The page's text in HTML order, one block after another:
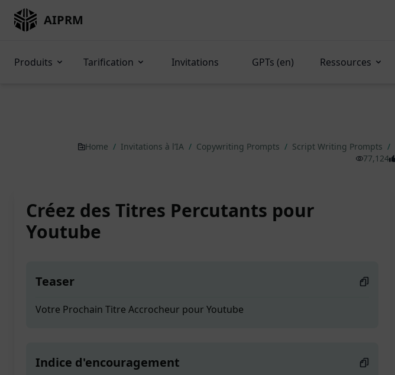
AIPRM
Produits Tarification Invitations GPTs (en) Ressources
Home / Invitations à l’IA / Copywriting Prompts / Script Writing Prompts /
77,124
Créez des Titres Percutants pour
Youtube
Teaser
Votre Prochain Titre Accrocheur pour Youtube
Indice d'encouragement